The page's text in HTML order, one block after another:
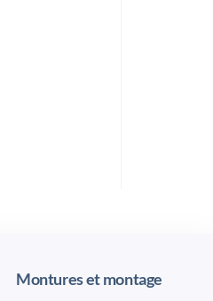
Montures et montage